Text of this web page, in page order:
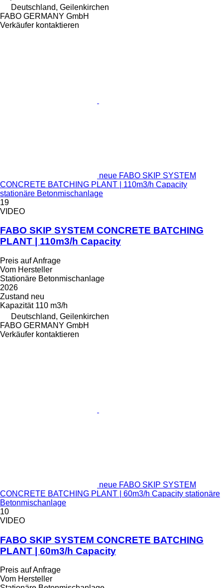
Deutschland, Geilenkirchen
FABO GERMANY GmbH
Verkäufer kontaktieren
neue FABO SKIP SYSTEM
CONCRETE BATCHING PLANT | 110m3/h Capacity
stationäre Betonmischanlage
19
VIDEO
FABO SKIP SYSTEM CONCRETE BATCHING
PLANT | 110m3/h Capacity
Preis auf Anfrage
Vom Hersteller
Stationäre Betonmischanlage
2026
Zustand neu
Kapazität 110 m3/h
Deutschland, Geilenkirchen
FABO GERMANY GmbH
Verkäufer kontaktieren
neue FABO SKIP SYSTEM
CONCRETE BATCHING PLANT | 60m3/h Capacity stationäre
Betonmischanlage
10
VIDEO
FABO SKIP SYSTEM CONCRETE BATCHING
PLANT | 60m3/h Capacity
Preis auf Anfrage
Vom Hersteller